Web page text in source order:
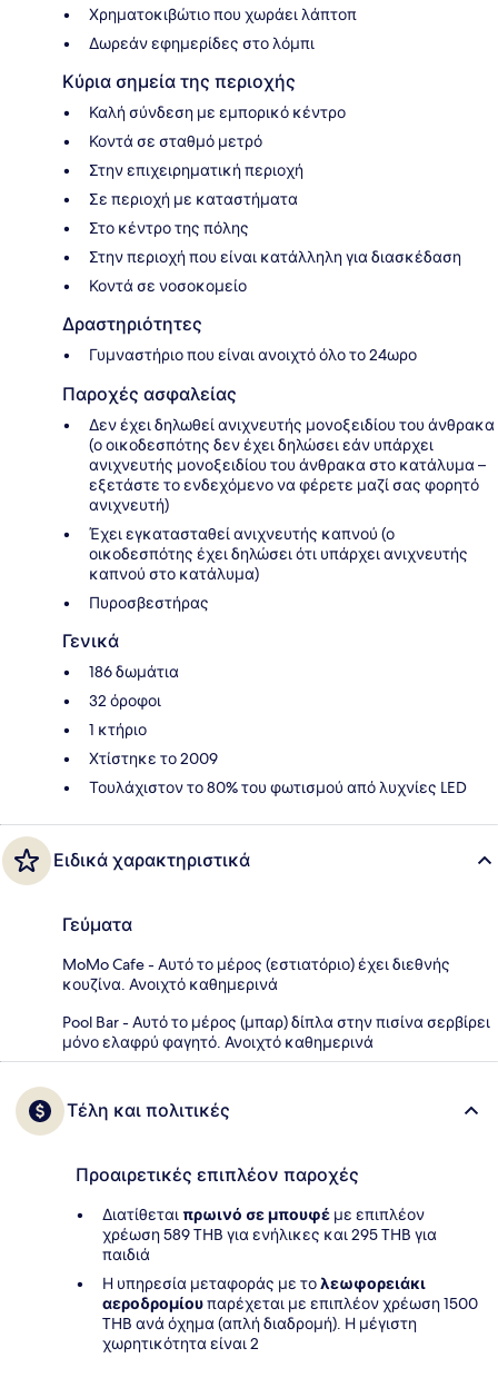
Χρηματοκιβώτιο που χωράει λάπτοπ
Δωρεάν εφημερίδες στο λόμπι
Κύρια σημεία της περιοχής
Καλή σύνδεση με εμπορικό κέντρο
Κοντά σε σταθμό μετρό
Στην επιχειρηματική περιοχή
Σε περιοχή με καταστήματα
Στο κέντρο της πόλης
Στην περιοχή που είναι κατάλληλη για διασκέδαση
Κοντά σε νοσοκομείο
Δραστηριότητες
Γυμναστήριο που είναι ανοιχτό όλο το 24ωρο
Παροχές ασφαλείας
Δεν έχει δηλωθεί ανιχνευτής μονοξειδίου του άνθρακα
(ο οικοδεσπότης δεν έχει δηλώσει εάν υπάρχει
ανιχνευτής μονοξειδίου του άνθρακα στο κατάλυμα –
εξετάστε το ενδεχόμενο να φέρετε μαζί σας φορητό
ανιχνευτή)
Έχει εγκατασταθεί ανιχνευτής καπνού (ο
οικοδεσπότης έχει δηλώσει ότι υπάρχει ανιχνευτής
καπνού στο κατάλυμα)
Πυροσβεστήρας
Γενικά
186 δωμάτια
32 όροφοι
1 κτήριο
Χτίστηκε το 2009
Τουλάχιστον το 80% του φωτισμού από λυχνίες LED
Ειδικά χαρακτηριστικά
Γεύματα
MoMo Cafe - Αυτό το μέρος (εστιατόριο) έχει διεθνής
κουζίνα. Ανοιχτό καθημερινά
Pool Bar - Αυτό το μέρος (μπαρ) δίπλα στην πισίνα σερβίρει
μόνο ελαφρύ φαγητό. Ανοιχτό καθημερινά
Τέλη και πολιτικές
Προαιρετικές επιπλέον παροχές
Διατίθεταιπρωινό σε μπουφέ με επιπλέον
χρέωση 589 THB για ενήλικες και 295 THB για
παιδιά
Η υπηρεσία μεταφοράς με τολεωφορειάκι
αεροδρομίουπαρέχεται με επιπλέον χρέωση 1500
THB ανά όχημα (απλή διαδρομή). Η μέγιστη
χωρητικότητα είναι 2